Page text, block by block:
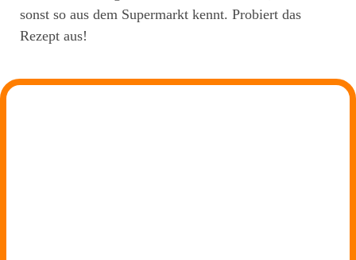
sonst so aus dem Supermarkt kennt. Probiert das
Rezept aus!